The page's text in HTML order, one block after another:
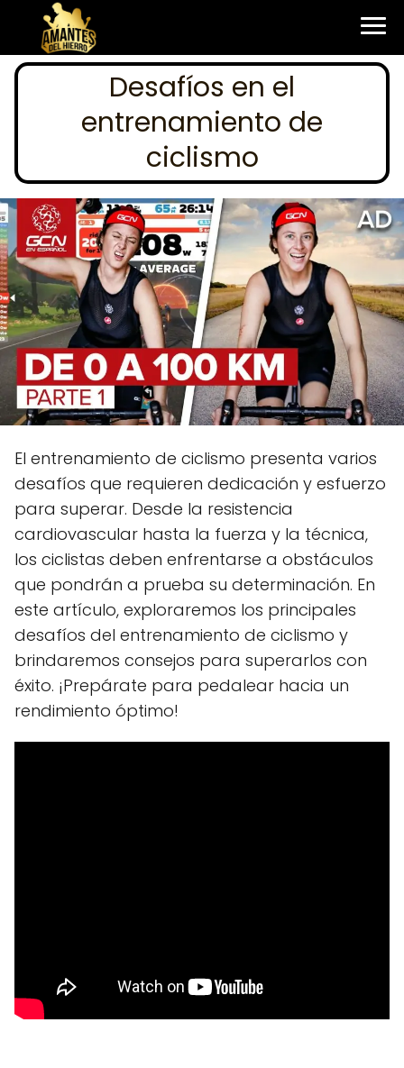
Desafíos en el
entrenamiento de
ciclismo
El entrenamiento de ciclismo presenta varios
desafíos que requieren dedicación y esfuerzo
para superar. Desde la resistencia
cardiovascular hasta la fuerza y la técnica,
los ciclistas deben enfrentarse a obstáculos
que pondrán a prueba su determinación. En
este artículo, exploraremos los principales
desafíos del entrenamiento de ciclismo y
brindaremos consejos para superarlos con
éxito. ¡Prepárate para pedalear hacia un
rendimiento óptimo!